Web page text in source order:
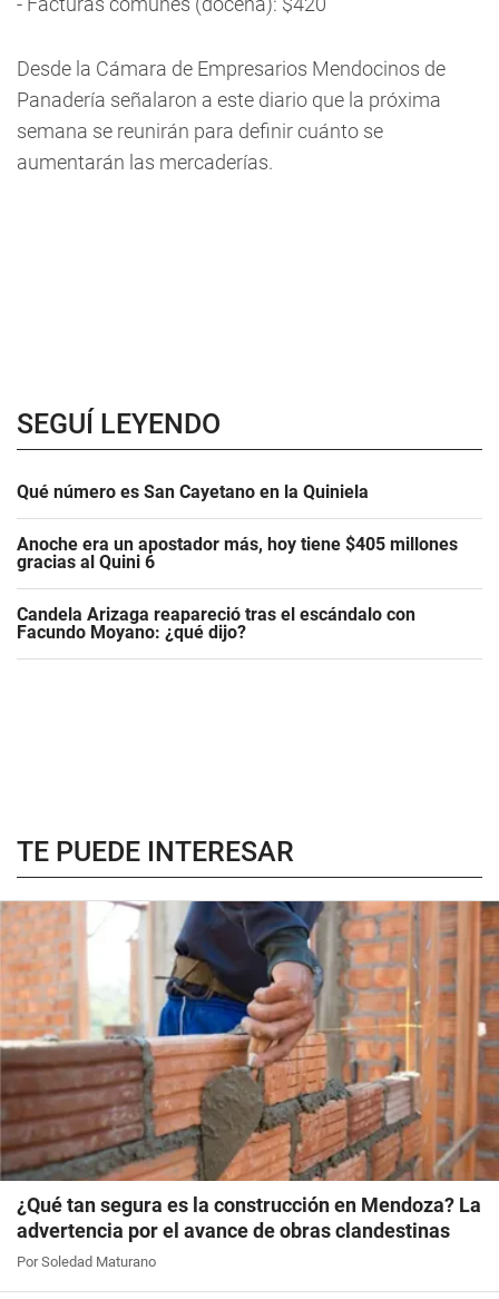
Desde la Cámara de Empresarios Mendocinos de
Panadería señalaron a este diario que la próxima
semana se reunirán para definir cuánto se
aumentarán las mercaderías.
SEGUÍ LEYENDO
Qué número es San Cayetano en la Quiniela
Anoche era un apostador más, hoy tiene $405 millones
gracias al Quini 6
Candela Arizaga reapareció tras el escándalo con
Facundo Moyano: ¿qué dijo?
TE PUEDE INTERESAR
¿Qué tan segura es la construcción en Mendoza? La
advertencia por el avance de obras clandestinas
Por Soledad Maturano